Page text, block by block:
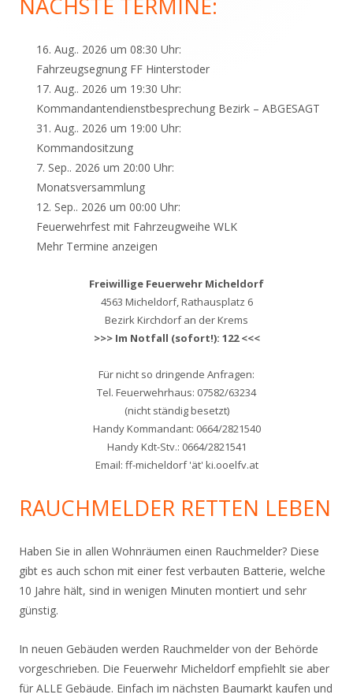
16. Aug.. 2026 um 08:30 Uhr:
Fahrzeugsegnung FF Hinterstoder
17. Aug.. 2026 um 19:30 Uhr:
Kommandantendienstbesprechung Bezirk – ABGESAGT
31. Aug.. 2026 um 19:00 Uhr:
Kommandositzung
7. Sep.. 2026 um 20:00 Uhr:
Monatsversammlung
12. Sep.. 2026 um 00:00 Uhr:
Feuerwehrfest mit Fahrzeugweihe WLK
Mehr Termine anzeigen
Freiwillige Feuerwehr Micheldorf
4563 Micheldorf, Rathausplatz 6
Bezirk Kirchdorf an der Krems
>>> Im Notfall (sofort!): 122 <<<
Für nicht so dringende Anfragen:
Tel. Feuerwehrhaus: 07582/63234
(nicht ständig besetzt)
Handy Kommandant: 0664/2821540
Handy Kdt-Stv.: 0664/2821541
Email: ff-micheldorf 'ät' ki.ooelfv.at
RAUCHMELDER RETTEN LEBEN
Haben Sie in allen Wohnräumen einen Rauchmelder? Diese
gibt es auch schon mit einer fest verbauten Batterie, welche
10 Jahre hält, sind in wenigen Minuten montiert und sehr
günstig.
In neuen Gebäuden werden Rauchmelder von der Behörde
vorgeschrieben. Die Feuerwehr Micheldorf empfiehlt sie aber
für ALLE Gebäude. Einfach im nächsten Baumarkt kaufen und